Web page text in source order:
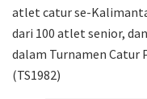
atlet catur se-
dari 100 atlet senior,
dalam Turnamen Catur
(TS1982)